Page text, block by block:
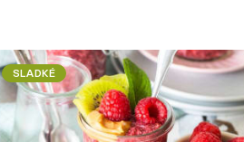
SLADKÉ